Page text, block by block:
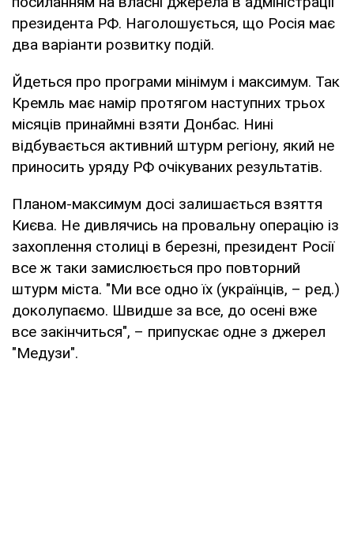
президента РФ. Наголошується, що Росія має
два варіанти розвитку подій.
Йдеться про програми мінімум і максимум. Так
Кремль має намір протягом наступних трьох
місяців принаймні взяти Донбас. Нині
відбувається активний штурм регіону, який не
приносить уряду РФ очікуваних результатів.
Планом-максимум досі залишається взяття
Києва. Не дивлячись на провальну операцію із
захоплення столиці в березні, президент Росії
все ж таки замислюється про повторний
штурм міста. "Ми все одно їх (українців, – ред.)
доколупаємо. Швидше за все, до осені вже
все закінчиться", – припускає одне з джерел
"Медузи".